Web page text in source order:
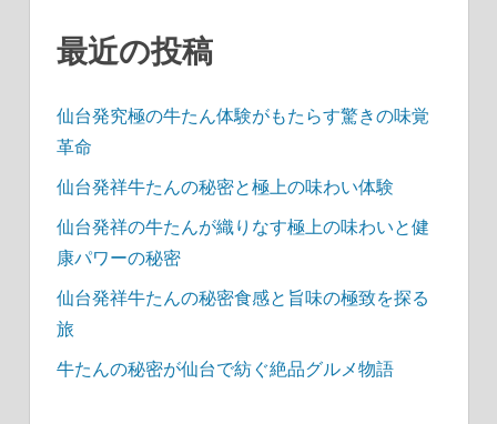
最近の投稿
仙台発究極の牛たん体験がもたらす驚きの味覚
革命
仙台発祥牛たんの秘密と極上の味わい体験
仙台発祥の牛たんが織りなす極上の味わいと健
康パワーの秘密
仙台発祥牛たんの秘密食感と旨味の極致を探る
旅
牛たんの秘密が仙台で紡ぐ絶品グルメ物語